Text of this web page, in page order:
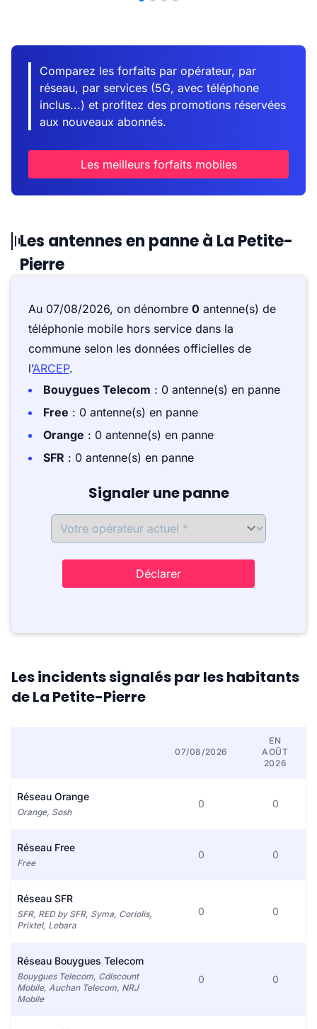
Comparez les forfaits par opérateur, par
réseau, par services (5G, avec téléphone
inclus...) et profitez des promotions réservées
aux nouveaux abonnés.
Les meilleurs forfaits mobiles
Les antennes en panne à La Petite-
Pierre
Au 07/08/2026, on dénombre 0 antenne(s) de
téléphonie mobile hors service dans la
commune selon les données officielles de
l’ARCEP.
Bouygues Telecom : 0 antenne(s) en panne
Free : 0 antenne(s) en panne
Orange : 0 antenne(s) en panne
SFR : 0 antenne(s) en panne
Signaler une panne
Déclarer
Les incidents signalés par les habitants
de La Petite-Pierre
07/08/2026
EN
AOÛT
2026
Réseau Orange
Orange, Sosh
0 0
Réseau Free
Free
0 0
Réseau SFR
SFR, RED by SFR, Syma, Coriolis,
Prixtel, Lebara
0 0
Réseau Bouygues Telecom
Bouygues Telecom, Cdiscount
Mobile, Auchan Telecom, NRJ
Mobile
0 0